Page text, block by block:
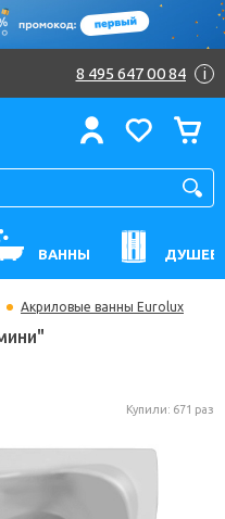
8 495 647 00 84 i
ВАННЫ
Акриловые ванны Eurolux